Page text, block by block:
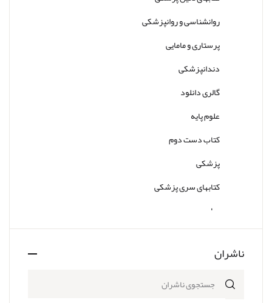
روانشناسی و روانپزشکی
پرستاری و مامایی
دندانپزشکی
گالری دانلود
علوم پایه
کتاب دست دوم
پزشکی
کتابهای سری پزشکی
سایر
ناشران